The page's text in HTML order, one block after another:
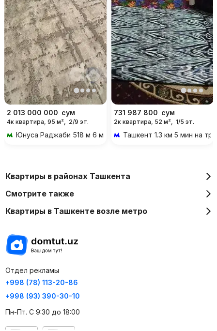
2 013 000 000 сум
4к квартира, 95 м², 2/9 эт.
Юнуса Раджаби 518 м 6 мин пешком
731 987 800 сум
2к квартира, 52 м², 1/5 эт.
Ташкент 1.3 км 5 мин на
Квартиры в районах Ташкента
Смотрите также
Квартиры в Ташкенте возле метро
Отдел рекламы
+998 (78) 113-20-86
+998 (93) 390-30-10
Пн-Пт. С 9:30 до 18:00